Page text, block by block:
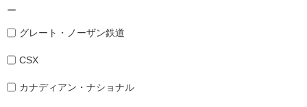
ー
グレート・ノーザン鉄道
CSX
カナディアン・ナショナル